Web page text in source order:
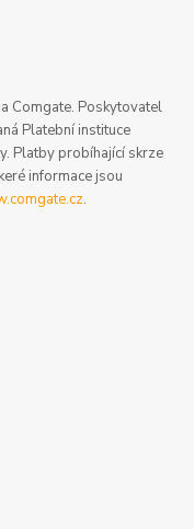
Comgate. Poskytovatel
Platební instituce
Platby probíhající skrze
informace jsou
.